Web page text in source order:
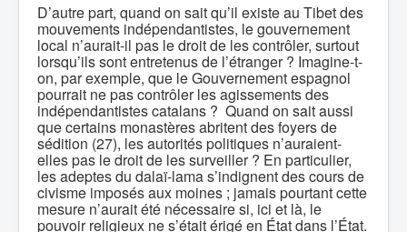
D’autre part, quand on sait qu’il existe au Tibet des
mouvements indépendantistes, le gouvernement
local n’aurait-il pas le droit de les contrôler, surtout
lorsqu’ils sont entretenus de l’étranger ? Imagine-t-
on, par exemple, que le Gouvernement espagnol
pourrait ne pas contrôler les agissements des
indépendantistes catalans ? Quand on sait aussi
que certains monastères abritent des foyers de
sédition (27), les autorités politiques n’auraient-
elles pas le droit de les surveiller ? En particulier,
les adeptes du dalaï-lama s’indignent des cours de
civisme imposés aux moines ; jamais pourtant cette
mesure n’aurait été nécessaire si, ici et là, le
pouvoir religieux ne s’était érigé en État dans l’État.